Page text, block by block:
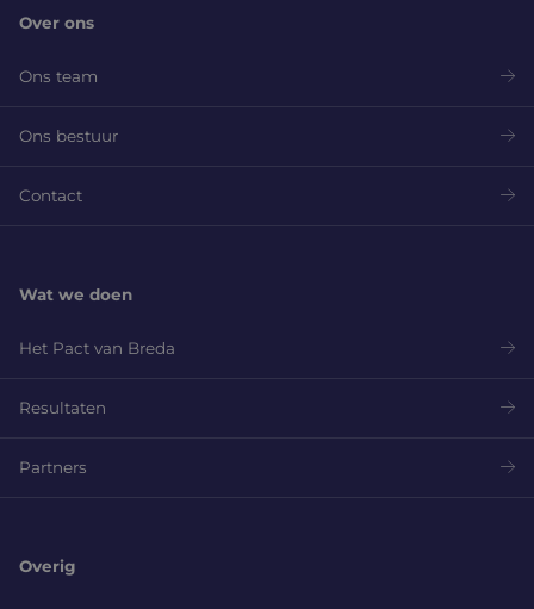
Over ons
Ons team
Ons bestuur
Contact
Wat we doen
Het Pact van Breda
Resultaten
Partners
Overig